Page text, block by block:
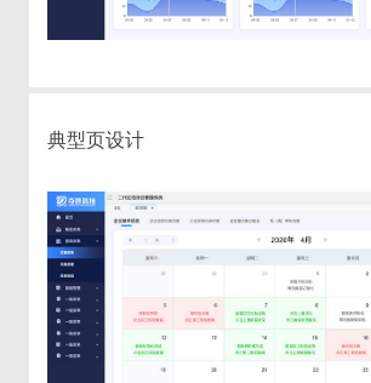
典型页设计